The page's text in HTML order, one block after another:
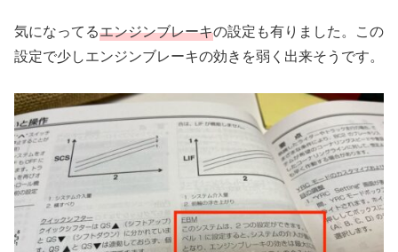
気になってるエンジンブレーキの設定も有りました。この
設定で少しエンジンブレーキの効きを弱く出来そうです。